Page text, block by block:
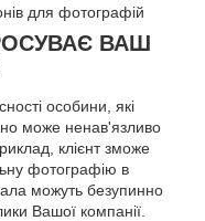
для фотографій
ВАШ
особини, які
може ненав'язливо
клієнт зможе
фотографію в
можуть безупинно
Вашої компанії.